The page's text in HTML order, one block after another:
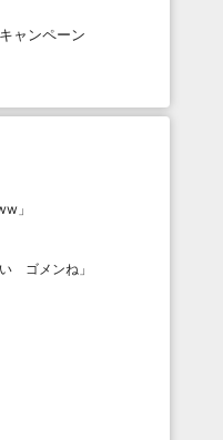
ャンペーン
」
い ゴメンね 」